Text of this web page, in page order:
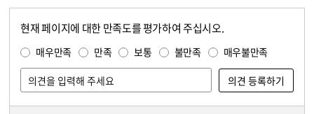
현재 페이지에 대한 만족도를 평가하여 주십시오.
매우만족 만족 보통 불만족 매우불만족